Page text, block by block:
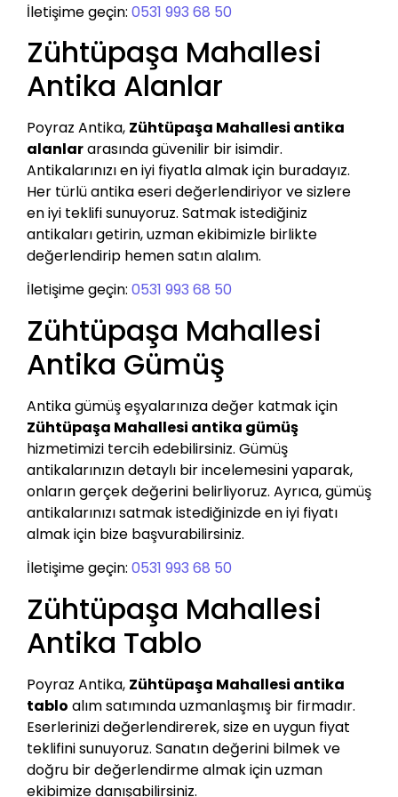
İletişime geçin: 0531 993 68 50
Zühtüpaşa Mahallesi
Antika Alanlar
Poyraz Antika, Zühtüpaşa Mahallesi antika
alanlararasında güvenilir bir isimdir.
Antikalarınızı en iyi fiyatla almak için buradayız.
Her türlü antika eseri değerlendiriyor ve sizlere
en iyi teklifi sunuyoruz. Satmak istediğiniz
antikaları getirin, uzman ekibimizle birlikte
değerlendirip hemen satın alalım.
İletişime geçin: 0531 993 68 50
Zühtüpaşa Mahallesi
Antika Gümüş
Antika gümüş eşyalarınıza değer katmak için
Zühtüpaşa Mahallesi antika gümüş
hizmetimizi tercih edebilirsiniz. Gümüş
antikalarınızın detaylı bir incelemesini yaparak,
onların gerçek değerini belirliyoruz. Ayrıca, gümüş
antikalarınızı satmak istediğinizde en iyi fiyatı
almak için bize başvurabilirsiniz.
İletişime geçin: 0531 993 68 50
Zühtüpaşa Mahallesi
Antika Tablo
Poyraz Antika, Zühtüpaşa Mahallesi antika
tablo alım satımında uzmanlaşmış bir firmadır.
Eserlerinizi değerlendirerek, size en uygun fiyat
teklifini sunuyoruz. Sanatın değerini bilmek ve
doğru bir değerlendirme almak için uzman
ekibimize danışabilirsiniz.